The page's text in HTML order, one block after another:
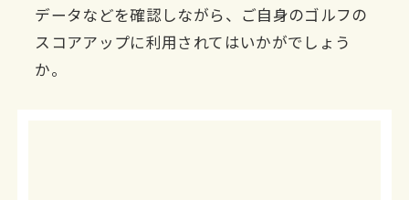
データなどを確認しながら、ご自身のゴルフの
スコアアップに利用されてはいかがでしょう
か。